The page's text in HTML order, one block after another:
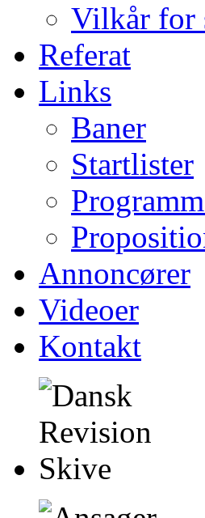
Vilkår for
Referat
Links
Baner
Startlister
Annoncører
Videoer
Kontakt